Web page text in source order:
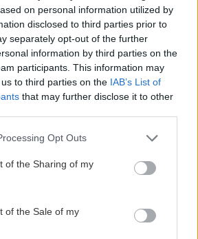
on personal information utilized by
disclosed to third parties prior to
separately opt-out of the further
information by third parties on the
participants. This information may
to third parties on the IAB’s List of
that may further disclose it to other
website/app uses one or more Google
or usage behaviour. You may click to
to Google and its third-party tags to
specified purposes in below Google
Opt Outs
of the Sharing of my
of the Sale of my